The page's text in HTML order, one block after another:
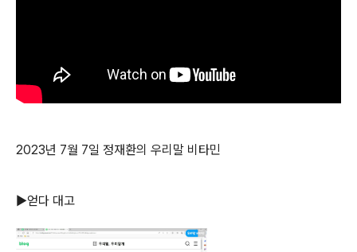
2023년 7월 7일 정재환의 우리말 비타민
▶얻다 대고